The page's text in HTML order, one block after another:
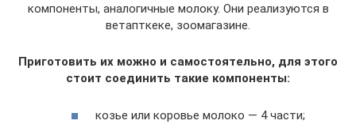
компоненты, аналогичные молоку. Они реализуются в
ветапткеке, зоомагазине.
Приготовить их можно и самостоятельно, для этого
стоит соединить такие компоненты:
козье или коровье молоко — 4 части;